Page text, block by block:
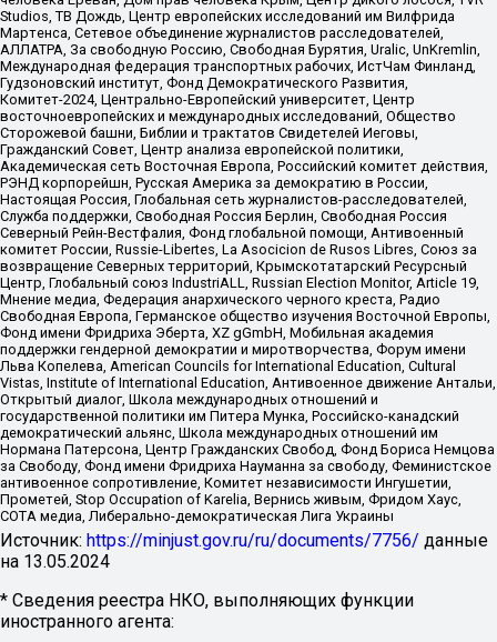
Studios, ТВ Дождь, Центр европейских исследований им Вилфрида
Мартенса, Сетевое объединение журналистов расследователей,
АЛЛАТРА, За свободную Россию, Свободная Бурятия, Uralic, UnKremlin,
Международная федерация транспортных рабочих, ИстЧам Финланд,
Гудзоновский институт, Фонд Демократического Развития,
Комитет-2024, Центрально-Европейский университет, Центр
восточноевропейских и международных исследований, Общество
Сторожевой башни, Библии и трактатов Свидетелей Иеговы,
Гражданский Совет, Центр анализа европейской политики,
Академическая сеть Восточная Европа, Российский комитет действия,
РЭНД корпорейшн, Русская Америка за демократию в России,
Настоящая Россия, Глобальная сеть журналистов-расследователей,
Служба поддержки, Свободная Россия Берлин, Свободная Россия
Северный Рейн-Вестфалия, Фонд глобальной помощи, Антивоенный
комитет России, Russie-Libertes, La Asocicion de Rusos Libres, Союз за
возвращение Северных территорий, Крымскотатарский Ресурсный
Центр, Глобальный союз IndustriALL, Russian Election Monitor, Article 19,
Мнение медиа, Федерация анархического черного креста, Радио
Свободная Европа, Германское общество изучения Восточной Европы,
Фонд имени Фридриха Эберта, XZ gGmbH, Мобильная академия
поддержки гендерной демократии и миротворчества, Форум имени
Льва Копелева, American Councils for International Education, Cultural
Vistas, Institute of International Education, Антивоенное движение Антальи,
Открытый диалог, Школа международных отношений и
государственной политики им Питера Мунка, Российско-канадский
демократический альянс, Школа международных отношений им
Нормана Патерсона, Центр Гражданских Свобод, Фонд Бориса Немцова
за Свободу, Фонд имени Фридриха Науманна за свободу, Феминистское
антивоенное сопротивление, Комитет независимости Ингушетии,
Прометей, Stop Occupation of Karelia, Вернись живым, Фридом Хаус,
СОТА медиа, Либерально-демократическая Лига Украины
Источник: https://minjust.gov.ru/ru/documents/7756/ данные
на 13.05.2024
* Сведения реестра НКО, выполняющих функции
иностранного агента: